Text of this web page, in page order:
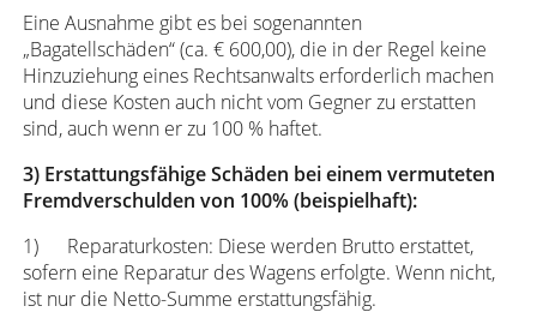
Eine Ausnahme gibt es bei sogenannten
„Bagatellschäden“ (ca. € 600,00), die in der Regel keine
Hinzuziehung eines Rechtsanwalts erforderlich machen
und diese Kosten auch nicht vom Gegner zu erstatten
sind, auch wenn er zu 100 % haftet.
3) Erstattungsfähige Schäden bei einem vermuteten
Fremdverschulden von 100% (beispielhaft):
1) Reparaturkosten: Diese werden Brutto erstattet,
sofern eine Reparatur des Wagens erfolgte. Wenn nicht,
ist nur die Netto-Summe erstattungsfähig.